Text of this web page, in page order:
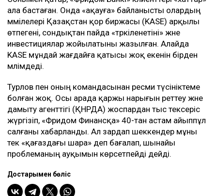
ала бастаған. Онда «ақауға» байланысты олардың
мәмілелері Қазақстан қор биржасы (KASE) арқылы
өтпегені, сондықтан пайда «тәркіленетіні» және
инвестициялар жойылатыны жазылған. Алайда
KASE мұндай жағдайға қатысы жоқ екенін бірден
мәлімдеді.
Турлов пен оның командасынан ресми түсініктеме
болған жоқ. Осы арада қаржы нарығын реттеу және
дамыту агенттігі (ҚНРДА) жоспардан тыс тексеріс
жүргізіп, «Фридом Финансқа» 40-тан астам айыппұл
салғаны хабарланды. Ал зардап шеккендер мұны
тек «қағаздағы шара» деп бағалап, шынайы
проблеманың ауқымын көрсетпейді дейді.
Достарыңмен бөліс